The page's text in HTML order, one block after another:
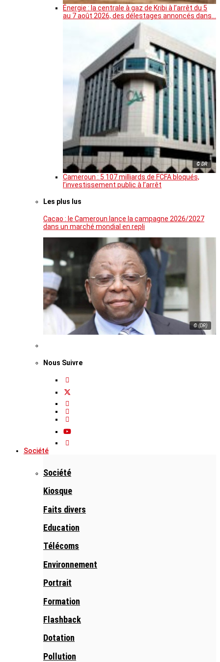
Énergie : la centrale à gaz de Kribi à l’arrêt du 5
au 7 août 2026, des délestages annoncés dans…
© DR
Cameroun : 5 107 milliards de FCFA bloqués,
l’investissement public à l’arrêt
Les plus lus
Cacao : le Cameroun lance la campagne 2026/2027
dans un marché mondial en repli
© (DR)
Nous Suivre
Société
Société
Kiosque
Faits divers
Education
Télécoms
Environnement
Portrait
Formation
Flashback
Dotation
Pollution